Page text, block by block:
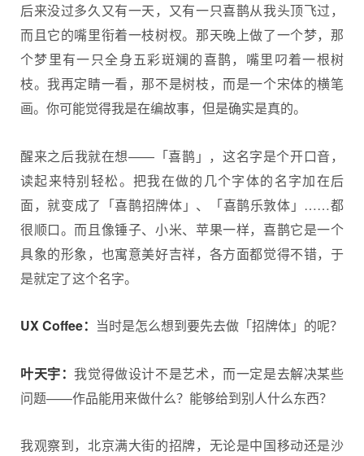
后来没过多久又有一天，又有一只喜鹊从我头顶飞过，
而且它的嘴里衔着一枝树杈。那天晚上做了一个梦，那
个梦里有一只全身五彩斑斓的喜鹊，嘴里叼着一根树
枝。我再定睛一看，那不是树枝，而是一个宋体的横笔
画。你可能觉得我是在编故事，但是确实是真的。
醒来之后我就在想——「喜鹊」，这名字是个开口音，
读起来特别轻松。把我在做的几个字体的名字加在后
面，就变成了「喜鹊招牌体」、「喜鹊乐敦体」……都
很顺口。而且像锤子、小米、苹果一样，喜鹊它是一个
具象的形象，也寓意美好吉祥，各方面都觉得不错，于
是就定了这个名字。
UX Coffee： 当时是怎么想到要先去做「招牌体」的呢？
叶天宇：我觉得做设计不是艺术，而一定是去解决某些
问题——作品能用来做什么？能够给到别人什么东西？
我观察到，北京满大街的招牌，无论是中国移动还是沙